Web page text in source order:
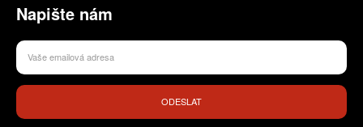
Napište nám
ODESLAT